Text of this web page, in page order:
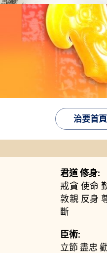
治要首頁
君道 修身:
戒貪 使命
敦親 反身
斷
臣術:
立節盡忠